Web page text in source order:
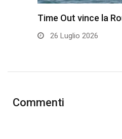
Time Out vince la
26 Luglio 2026
Commenti